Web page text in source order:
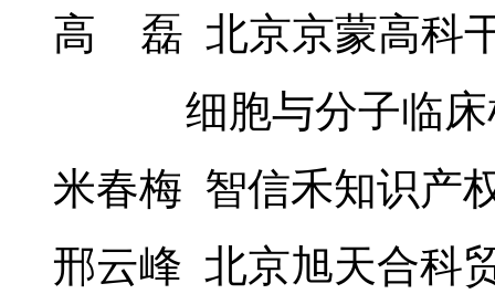
高 磊 北京京蒙高科
细胞与分子临床
米春梅 智信禾知识产
邢云峰 北京旭天合科